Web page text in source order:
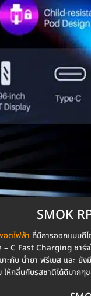
SMOK
อตไฟฟ้า ที่มีการออกแบบดี
C Fast Charging ชาร์
ะกับ น้ำยา ฟรีเบส และ
ให้กลิ่นกับรสชาติได้ดีมาก